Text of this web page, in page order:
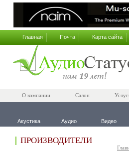
Главная Почта Карта сайта
О компании Салон
Акустика Аудио Видео
ПРОИЗВОДИТЕЛИ